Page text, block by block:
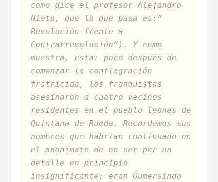
como dice el profesor Alejandro
Nieto, que lo que pasa es:”
Revolución frente a
Contrarrevolución”). Y como
muestra, esta: poco después de
comenzar la conflagración
fratricida, los franquistas
asesinaron a cuatro vecinos
residentes en el pueblo leones de
Quintana de Rueda. Recordemos sus
nombres que habrían continuado en
el anonimato de no ser por un
detalle en principio
insignificante; eran Gumersindo